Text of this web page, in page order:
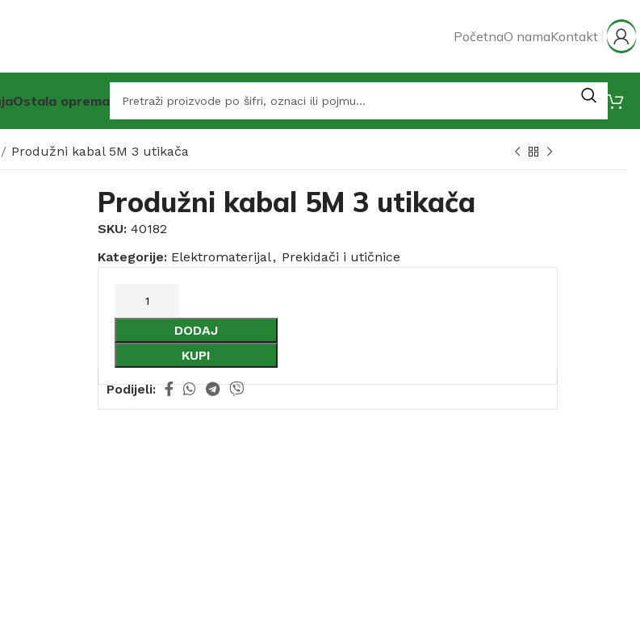
PočetnaO namaKontakt
Ostala oprema
Produžni kabal 5M 3 utikača
Produžni kabal 5M 3 utikača
SKU: 40182
Kategorije: Elektromaterijal, Prekidači i utičnice
DODAJ
KUPI
Podijeli: